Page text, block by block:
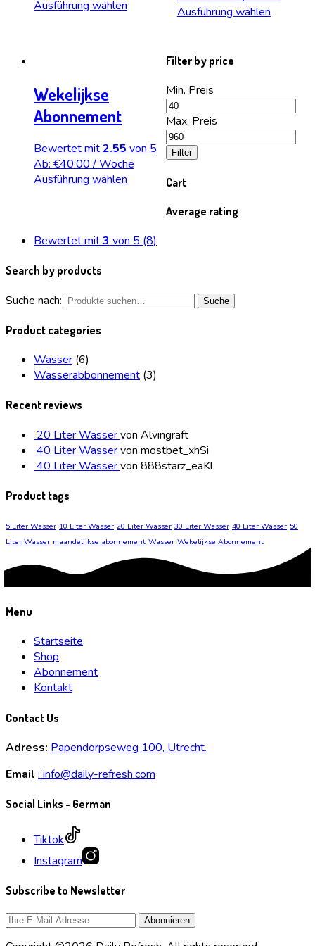
Ausführung wählen
Ausführung wählen
Wekelijkse
Abonnement
Bewertet mit2.55 von 5
Ab: €40.00 / Woche
Ausführung wählen
Filter by price
Min. Preis
Max. Preis
Filter
Cart
Average rating
Bewertet mit3 von 5 (8)
Search by products
Suche nach: Suche
Product categories
Wasser (6)
Wasserabbonnement (3)
Recent reviews
20 Liter Wasservon Alvingraft
40 Liter Wasservon mostbet_xhSi
40 Liter Wasservon 888starz_eaKl
Product tags
5 Liter Wasser 10 Liter Wasser 20 Liter Wasser 30 Liter Wasser 40 Liter Wasser 50
Liter Wasser maandelijkse abonnement Wasser Wekelijkse Abonnement
Menu
Startseite
Shop
Abonnement
Kontakt
Contact Us
Adress: Papendorpseweg 100, Utrecht.
Email : info@daily-refresh.com
Social Links - German
Tiktok
Instagram
Subscribe to Newsletter